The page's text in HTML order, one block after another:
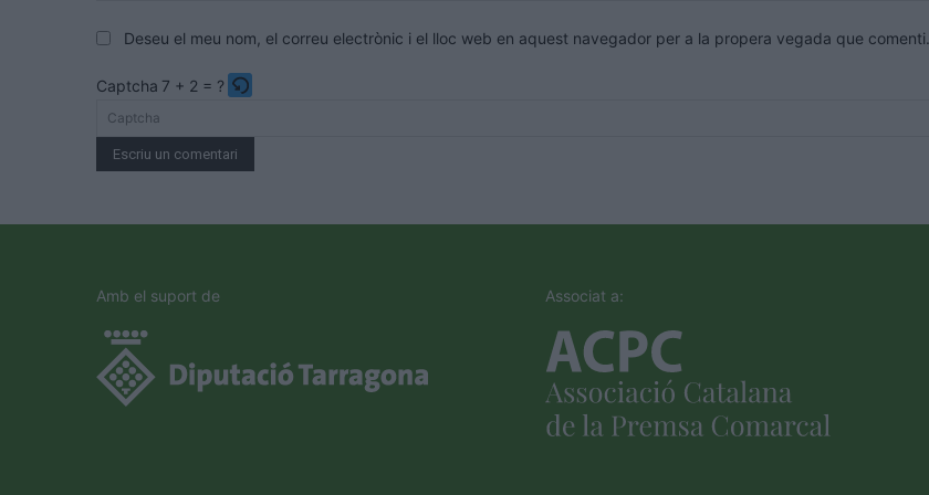
Deseu el meu nom, el correu electrònic i el lloc web en aquest navegador per a la propera vegada que comenti.
Captcha 7 + 2 = ?
Please
enter
the
to
verify
that
you
Amb el suport de Associat a: